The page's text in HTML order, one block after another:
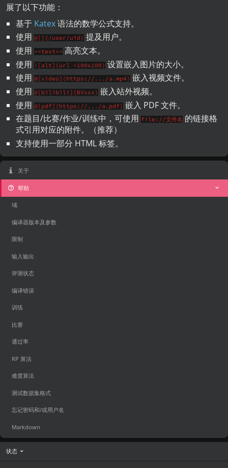
展了以下功能：
基于 Katex语法的数学公式支持。
使用 @[](/user/uid)提及用户。
使用 ==text==高亮文本。
使用 ![alt](url =100x100)设置嵌入图片的大小。
使用 @[video](https://.../a.mp4)嵌入视频文件。
使用 @[bilibili](BVxxx)嵌入站外视频。
使用 @[pdf](https://.../a.pdf)嵌入 PDF 文件。
在题目/比赛/作业/训练中，可使用 file://文件名的链接格
式引用对应的附件。（推荐）
支持使用一部分 HTML 标签。
关于
帮助
域
编译器版本及参数
限制
输入输出
评测状态
编译错误
训练
比赛
通过率
RP 算法
难度算法
测试数据集格式
忘记密码和/或用户名
Markdown
状态